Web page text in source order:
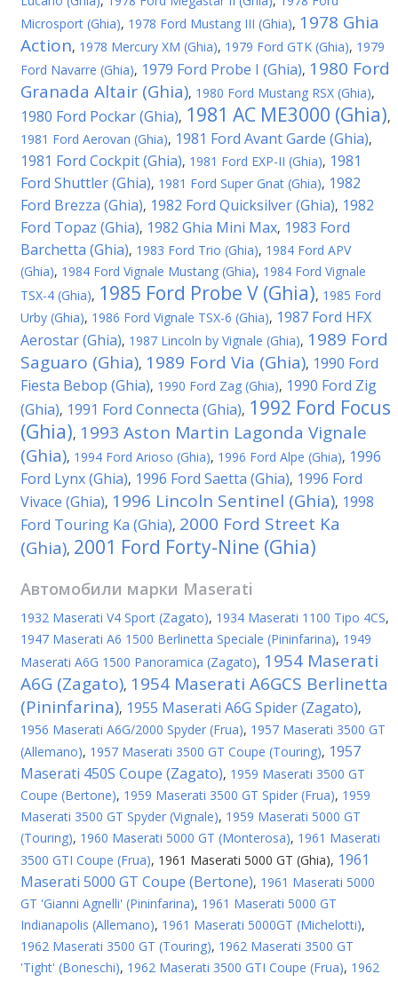
Microsport (Ghia), 1978 Ford Mustang III (Ghia), 1978 Ghia
Action, 1978 Mercury XM (Ghia), 1979 Ford GTK (Ghia), 1979
Ford Navarre (Ghia), 1979 Ford Probe I (Ghia), 1980 Ford
Granada Altair (Ghia), 1980 Ford Mustang RSX (Ghia),
1980 Ford Pockar (Ghia), 1981 AC ME3000 (Ghia),
1981 Ford Aerovan (Ghia), 1981 Ford Avant Garde (Ghia),
1981 Ford Cockpit (Ghia), 1981 Ford EXP-II (Ghia), 1981
Ford Shuttler (Ghia), 1981 Ford Super Gnat (Ghia), 1982
Ford Brezza (Ghia), 1982 Ford Quicksilver (Ghia), 1982
Ford Topaz (Ghia), 1982 Ghia Mini Max, 1983 Ford
Barchetta (Ghia), 1983 Ford Trio (Ghia), 1984 Ford APV
(Ghia), 1984 Ford Vignale Mustang (Ghia), 1984 Ford Vignale
TSX-4 (Ghia), 1985 Ford Probe V (Ghia), 1985 Ford
Urby (Ghia), 1986 Ford Vignale TSX-6 (Ghia), 1987 Ford HFX
Aerostar (Ghia), 1987 Lincoln by Vignale (Ghia), 1989 Ford
Saguaro (Ghia), 1989 Ford Via (Ghia), 1990 Ford
Fiesta Bebop (Ghia), 1990 Ford Zag (Ghia), 1990 Ford Zig
(Ghia), 1991 Ford Connecta (Ghia), 1992 Ford Focus
(Ghia), 1993 Aston Martin Lagonda Vignale
(Ghia), 1994 Ford Arioso (Ghia), 1996 Ford Alpe (Ghia), 1996
Ford Lynx (Ghia), 1996 Ford Saetta (Ghia), 1996 Ford
Vivace (Ghia), 1996 Lincoln Sentinel (Ghia), 1998
Ford Touring Ka (Ghia), 2000 Ford Street Ka
(Ghia), 2001 Ford Forty-Nine (Ghia)
Автомобили марки Maserati
1932 Maserati V4 Sport (Zagato), 1934 Maserati 1100 Tipo 4CS,
1947 Maserati A6 1500 Berlinetta Speciale (Pininfarina), 1949
Maserati A6G 1500 Panoramica (Zagato), 1954 Maserati
A6G (Zagato), 1954 Maserati A6GCS Berlinetta
(Pininfarina), 1955 Maserati A6G Spider (Zagato),
1956 Maserati A6G/2000 Spyder (Frua), 1957 Maserati 3500 GT
(Allemano), 1957 Maserati 3500 GT Coupe (Touring), 1957
Maserati 450S Coupe (Zagato), 1959 Maserati 3500 GT
Coupe (Bertone), 1959 Maserati 3500 GT Spider (Frua), 1959
Maserati 3500 GT Spyder (Vignale), 1959 Maserati 5000 GT
(Touring), 1960 Maserati 5000 GT (Monterosa), 1961 Maserati
3500 GTI Coupe (Frua), 1961 Maserati 5000 GT (Ghia), 1961
Maserati 5000 GT Coupe (Bertone), 1961 Maserati 5000
GT 'Gianni Agnelli' (Pininfarina), 1961 Maserati 5000 GT
Indianapolis (Allemano), 1961 Maserati 5000GT (Michelotti),
1962 Maserati 3500 GT (Touring), 1962 Maserati 3500 GT
'Tight' (Boneschi), 1962 Maserati 3500 GTI Coupe (Frua), 1962